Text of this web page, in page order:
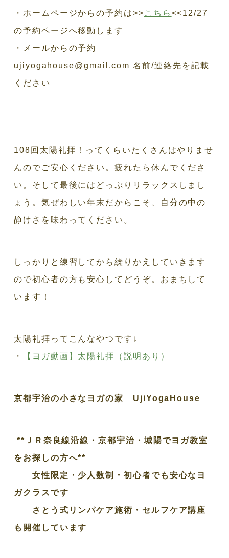
・ホームページからの予約は>> こちら <<12/27
の予約ページへ移動します
・メールからの予約
ujiyogahouse@gmail.com 名前/連絡先を記載
ください
108回太陽礼拝！ってくらいたくさんはやりませ
んのでご安心ください。疲れたら休んでくださ
い。そして最後にはどっぷりリラックスしまし
ょう。気ぜわしい年末だからこそ、自分の中の
静けさを味わってください。
しっかりと練習してから繰りかえしていきます
ので初心者の方も安心してどうぞ。おまちして
います！
太陽礼拝ってこんなやつです↓
・
【ヨガ動画】太陽礼拝（説明あり）
京都宇治の小さなヨガの家 UjiYogaHouse
**ＪＲ奈良線沿線・京都宇治・城陽でヨガ教室
をお探しの方へ**
女性限定・少人数制・初心者でも安心なヨ
ガクラスです
さとう式リンパケア施術・セルフケア講座
も開催しています